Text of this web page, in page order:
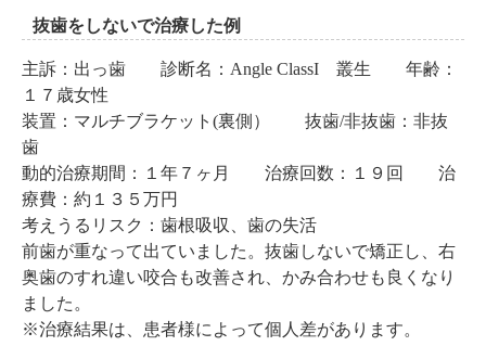
抜歯をしないで治療した例
主訴：出っ歯 診断名：Angle ClassI 叢生 年齢：
１７歳女性
装置：マルチブラケット(裏側） 抜歯/非抜歯：非抜
歯
動的治療期間：１年７ヶ月 治療回数：１９回 治
療費：約１３５万円
考えうるリスク：歯根吸収、歯の失活
前歯が重なって出ていました。抜歯しないで矯正し、右
奥歯のすれ違い咬合も改善され、かみ合わせも良くなり
ました。
※治療結果は、患者様によって個人差があります。